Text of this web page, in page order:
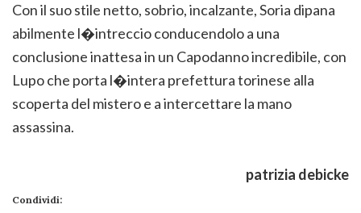
Con il suo stile netto, sobrio, incalzante, Soria dipana
abilmente l�intreccio conducendolo a una
conclusione inattesa in un Capodanno incredibile, con
Lupo che porta l�intera prefettura torinese alla
scoperta del mistero e a intercettare la mano
assassina.
patrizia debicke
Condividi: